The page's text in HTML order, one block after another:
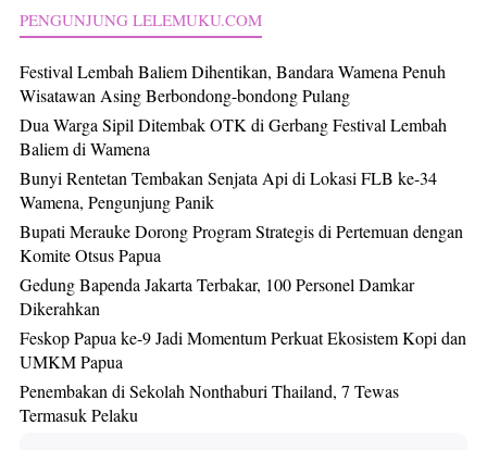
PENGUNJUNG LELEMUKU.COM
Festival Lembah Baliem Dihentikan, Bandara Wamena Penuh
Wisatawan Asing Berbondong-bondong Pulang
Dua Warga Sipil Ditembak OTK di Gerbang Festival Lembah
Baliem di Wamena
Bunyi Rentetan Tembakan Senjata Api di Lokasi FLB ke-34
Wamena, Pengunjung Panik
Bupati Merauke Dorong Program Strategis di Pertemuan dengan
Komite Otsus Papua
Gedung Bapenda Jakarta Terbakar, 100 Personel Damkar
Dikerahkan
Feskop Papua ke-9 Jadi Momentum Perkuat Ekosistem Kopi dan
UMKM Papua
Penembakan di Sekolah Nonthaburi Thailand, 7 Tewas
Termasuk Pelaku